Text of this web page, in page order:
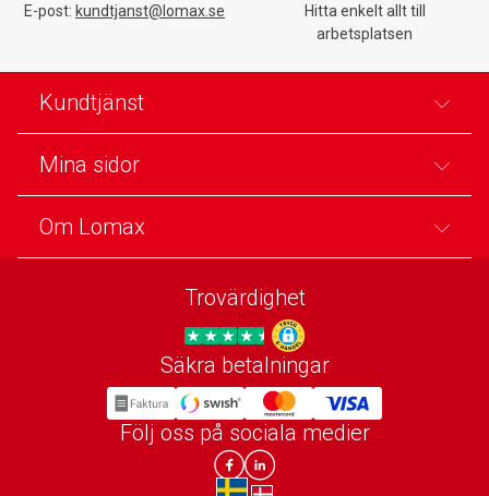
E-post: kundtjanst@lomax.se
Hitta enkelt allt till
arbetsplatsen
Kundtjänst
Mina sidor
Om Lomax
Trovärdighet
Trygg E-handel
Säkra betalningar
Följ oss på sociala medier
Lomax DK Facebook
Lomax SE LinkIn